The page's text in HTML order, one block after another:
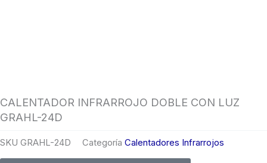
CALENTADOR INFRARROJO DOBLE CON LUZ
GRAHL-24D
SKU GRAHL-24D Categoría Calentadores Infrarrojos